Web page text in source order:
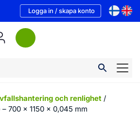
Logga in / skapa konto
och renlighet /
700 x 1150 x 0,045 mm